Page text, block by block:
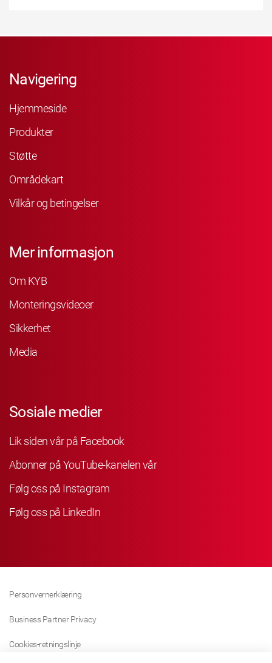
Navigering
Hjemmeside
Produkter
Støtte
Områdekart
Vilkår og betingelser
Mer informasjon
Om KYB
Monteringsvideoer
Sikkerhet
Media
Sosiale medier
Lik siden vår på Facebook
Abonner på YouTube-kanelen vår
Følg oss på Instagram
Følg oss på LinkedIn
Personvernerklæring
Business Partner Privacy
Cookies-retningslinje